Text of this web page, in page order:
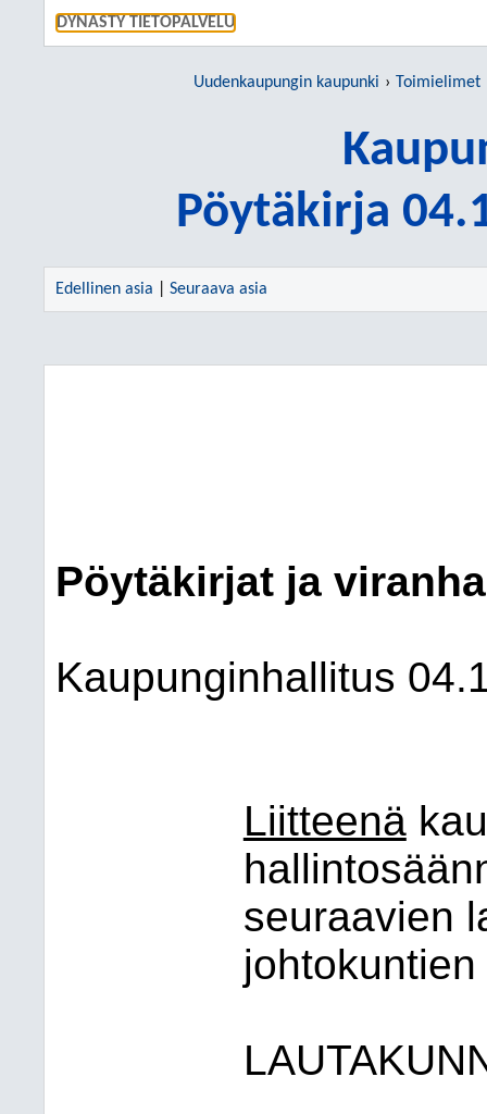
DYNASTY TIETOPALVELU
Uudenkaupungin kaupunki Toimielimet
Pöytäkirja
Edellinen asia Seuraava asia
Pöytäkirjat ja
Kaupunginhallitus
Liitteenä
seuraavien